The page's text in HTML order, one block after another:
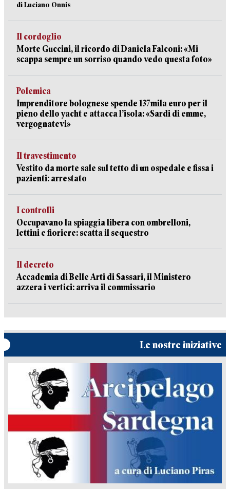
di Luciano Onnis
Il cordoglio
Morte Guccini, il ricordo di Daniela Falconi: «Mi
scappa sempre un sorriso quando vedo questa foto»
Polemica
Imprenditore bolognese spende 137mila euro per il
pieno dello yacht e attacca l’isola: «Sardi di emme,
vergognatevi»
Il travestimento
Vestito da morte sale sul tetto di un ospedale e fissa i
pazienti: arrestato
I controlli
Occupavano la spiaggia libera con ombrelloni,
lettini e fioriere: scatta il sequestro
Il decreto
Accademia di Belle Arti di Sassari, il Ministero
azzera i vertici: arriva il commissario
Le nostre iniziative